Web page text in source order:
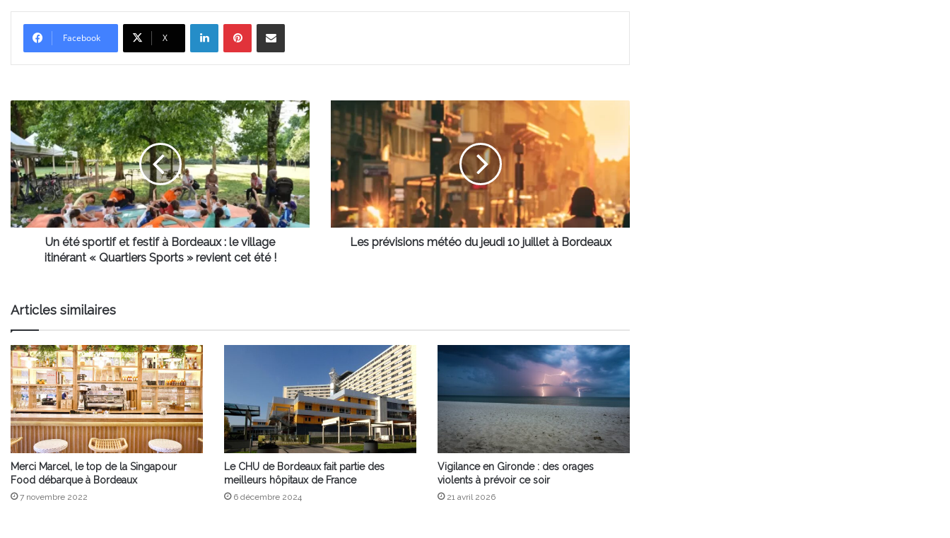
Facebook X
LinkedinPinterestPartager par email
Un
été
sportif
et
festif
à
Bordeaux
:
le
»
revient
cet
été
!
Un été sportif et festif à Bordeaux : le village
itinérant « Quartiers Sports » revient cet été !
prévisions
météo
jeudi
10
à
Bordeaux
Les prévisions météo du jeudi 10 juillet à Bordeaux
Articles similaires
Merci Marcel, le top de la Singapour
Food débarque à Bordeaux
7 novembre 2022
Le CHU de Bordeaux fait partie des
meilleurs hôpitaux de France
6 décembre 2024
Vigilance en Gironde : des orages
violents à prévoir ce soir
21 avril 2026